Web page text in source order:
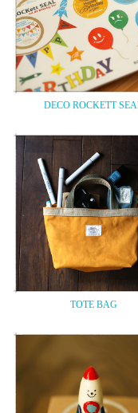
DECO ROCKETT
TOTE BAG